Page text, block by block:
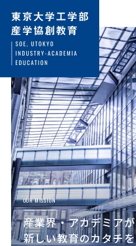
OUR MISSION
産業界・アカデミア
新しい教育のカタチ